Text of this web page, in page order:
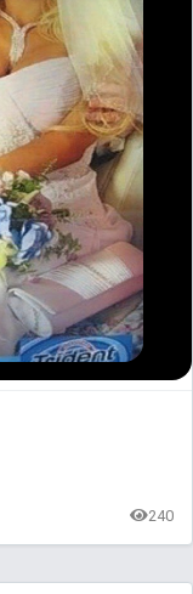
240